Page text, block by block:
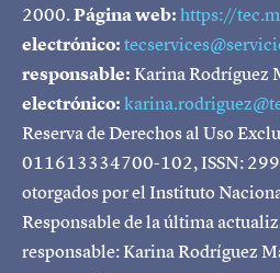
2000.Página web:https://
electrónico:
responsable:Karina Rodríguez
electrónico:
Reserva de Derechos al Uso
011613334700-102, ISSN:
otorgados por el Instituto
Responsable de la última
responsable: Karina Rodríguez